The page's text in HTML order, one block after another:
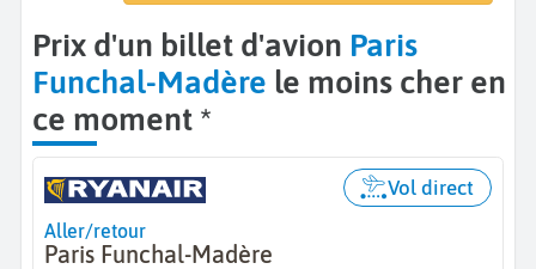
Prix d'un billet d'avion Paris
Funchal-Madère le moins cher en
ce moment *
Aller/retour
Paris Funchal-Madère
Vol direct